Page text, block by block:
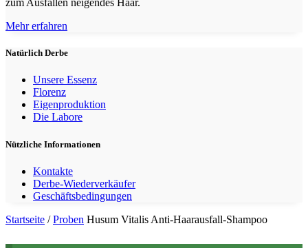
zum Ausfallen neigendes Haar.
Mehr erfahren
Natürlich Derbe
Unsere Essenz
Florenz
Eigenproduktion
Die Labore
Nützliche Informationen
Kontakte
Derbe-Wiederverkäufer
Geschäftsbedingungen
Startseite /Proben Husum Vitalis Anti-Haarausfall-Shampoo